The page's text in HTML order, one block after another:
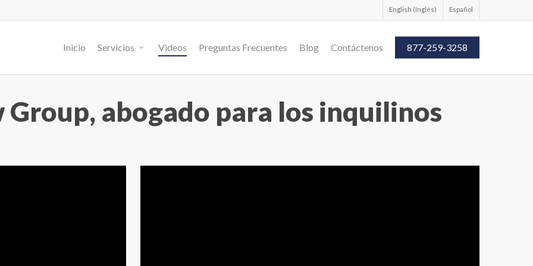
English (Inglés) Español
Inicio Servicios Videos Preguntas Frecuentes Blog Contáctenos 877-259-3258
Group, abogado para los inquilinos